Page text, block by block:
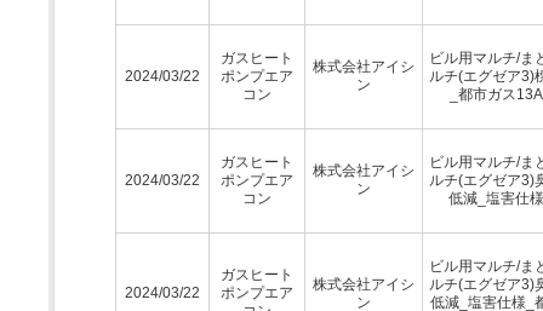
2024/03/22
ガスヒート
ポンプエア
コン
株式会社アイシ
ン
ビル用マルチ/ま
ルチ(エグゼア3)
_都市ガス13A
2024/03/22
ガスヒート
ポンプエア
コン
株式会社アイシ
ン
ビル用マルチ/ま
ルチ(エグゼア3)
低減_塩害仕様
2024/03/22
ガスヒート
ポンプエア
株式会社アイシ
ン
ビル用マルチ/ま
ルチ(エグゼア3)
低減_塩害仕様_